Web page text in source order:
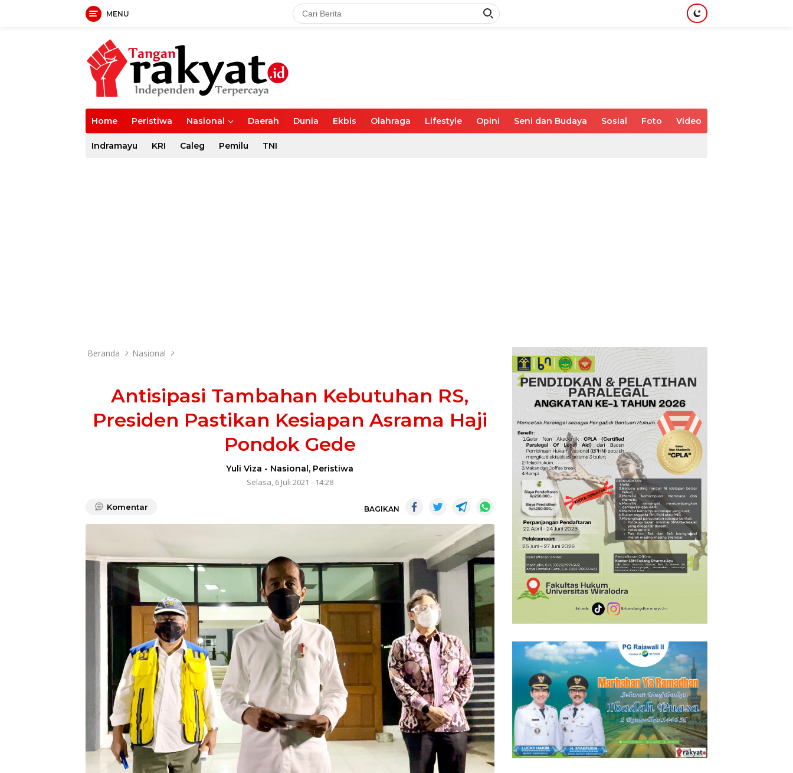
MENU
Home Peristiwa Nasional Daerah Dunia Ekbis Olahraga Lifestyle Opini Seni dan Budaya Sosial Foto Video
Indramayu KRI Caleg Pemilu TNI
Beranda Nasional
Antisipasi Tambahan Kebutuhan RS,
Presiden Pastikan Kesiapan Asrama Haji
Pondok Gede
Yuli Viza - Nasional, Peristiwa
Selasa, 6 Juli 2021 - 14:28
Komentar BAGIKAN